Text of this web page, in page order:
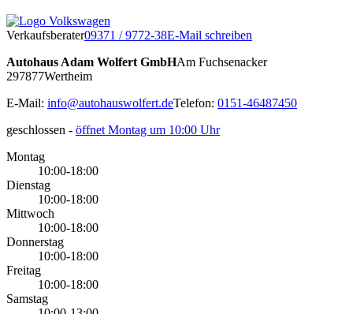
Verkaufsberater09371 / 9772-38E-Mail schreiben
Autohaus Adam Wolfert GmbHAm Fuchsenacker
297877Wertheim
E-Mail: info@autohauswolfert.deTelefon: 0151-46487450
geschlossen - öffnet Montag um 10:00 Uhr
Montag
10:00-18:00
Dienstag
10:00-18:00
Mittwoch
10:00-18:00
Donnerstag
10:00-18:00
Freitag
10:00-18:00
Samstag